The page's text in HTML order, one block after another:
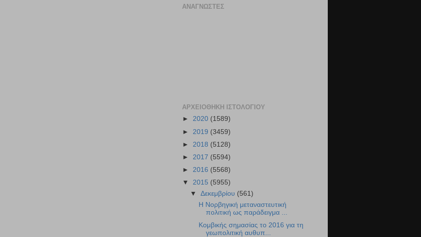
ΑΝΑΓΝΏΣΤΕΣ
ΑΡΧΕΙΟΘΉΚΗ ΙΣΤΟΛΟΓΊΟΥ
► 2020 (1589)
► 2019 (3459)
► 2018 (5128)
► 2017 (5594)
► 2016 (5568)
▼ 2015 (5955)
▼Δεκεμβρίου (561)
Η Νορβηγική μεταναστευτική
πολιτική ως παράδειγμα ...
Κομβικής σημασίας το 2016 για τη
γεωπολιτική αυθυπ...